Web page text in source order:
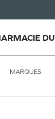
MARQUES